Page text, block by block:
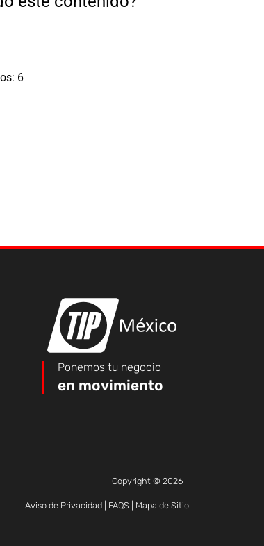
6
Ponemos tu negocio
en movimiento
Copyright © 2026
Aviso de Privacidad| FAQS Mapa de Sitio